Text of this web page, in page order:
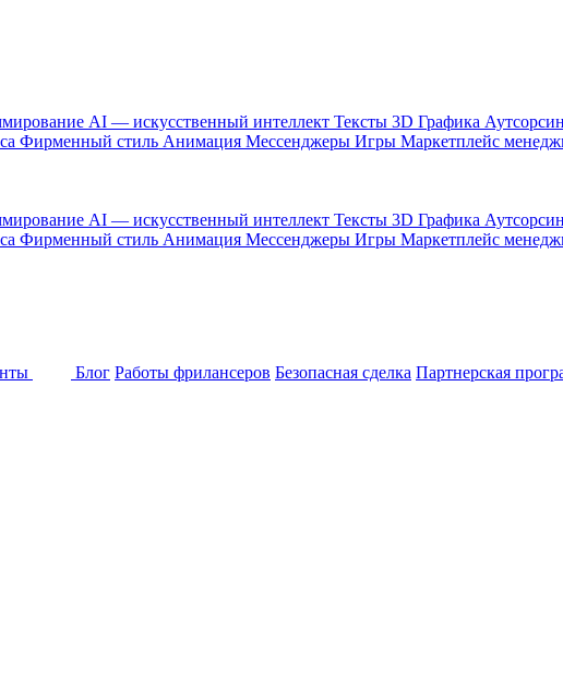
AI — искусственный интеллект Тексты 3D Графика
Фирменный стиль Анимация Мессенджеры Игры Маркетплейс
AI — искусственный интеллект Тексты 3D Графика
Фирменный стиль Анимация Мессенджеры Игры Маркетплейс
Блог Работы фрилансеров Безопасная сделка Партнерская